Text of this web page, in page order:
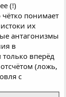
(!)
понимает
их
антагонизмы
в
вперёд
(ложь,
с